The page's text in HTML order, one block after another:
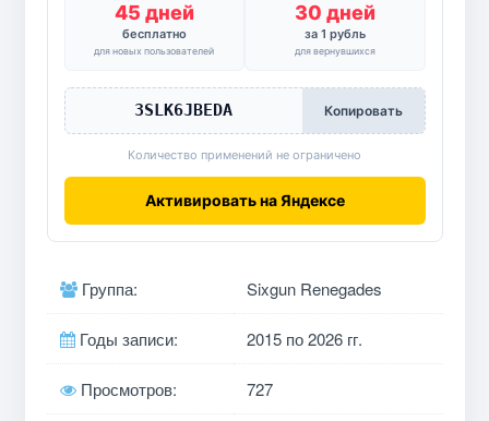
45 дней
бесплатно
для новых пользователей
30 дней
за 1 рубль
для вернувшихся
3SLK6JBEDA Копировать
Количество применений не ограничено
Активировать на Яндексе
Группа: Sixgun Renegades
Годы записи: 2015 по 2026 гг.
Просмотров: 727